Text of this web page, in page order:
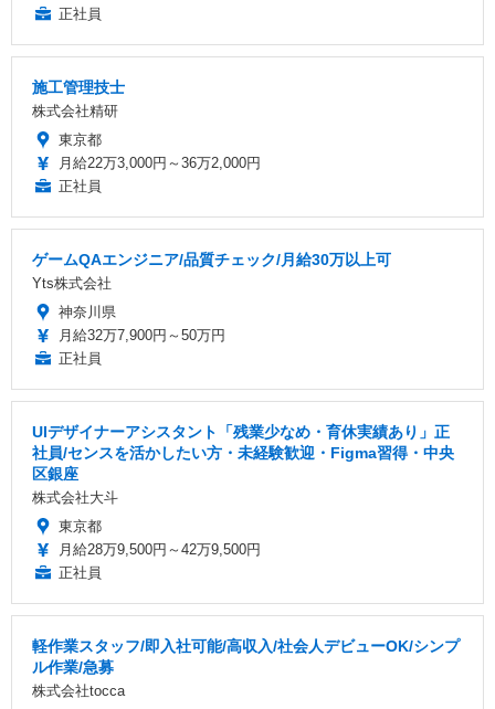
正社員
施工管理技士
株式会社精研
東京都
月給22万3,000円～36万2,000円
正社員
ゲームQAエンジニア/品質チェック/月給30万以上可
Yts株式会社
神奈川県
月給32万7,900円～50万円
正社員
UIデザイナーアシスタント「残業少なめ・育休実績あり」正
社員/センスを活かしたい方・未経験歓迎・Figma習得・中央
区銀座
株式会社大斗
東京都
月給28万9,500円～42万9,500円
正社員
軽作業スタッフ/即入社可能/高収入/社会人デビューOK/シンプ
ル作業/急募
株式会社tocca